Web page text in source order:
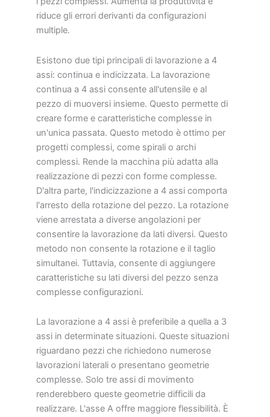
riduce gli errori derivanti da configurazioni
multiple.
Esistono due tipi principali di lavorazione a 4
assi: continua e indicizzata. La lavorazione
continua a 4 assi consente all'utensile e al
pezzo di muoversi insieme. Questo permette di
creare forme e caratteristiche complesse in
un'unica passata. Questo metodo è ottimo per
progetti complessi, come spirali o archi
complessi. Rende la macchina più adatta alla
realizzazione di pezzi con forme complesse.
D'altra parte, l'indicizzazione a 4 assi comporta
l'arresto della rotazione del pezzo. La rotazione
viene arrestata a diverse angolazioni per
consentire la lavorazione da lati diversi. Questo
metodo non consente la rotazione e il taglio
simultanei. Tuttavia, consente di aggiungere
caratteristiche su lati diversi del pezzo senza
complesse configurazioni.
La lavorazione a 4 assi è preferibile a quella a 3
assi in determinate situazioni. Queste situazioni
riguardano pezzi che richiedono numerose
lavorazioni laterali o presentano geometrie
complesse. Solo tre assi di movimento
renderebbero queste geometrie difficili da
realizzare. L'asse A offre maggiore flessibilità. È